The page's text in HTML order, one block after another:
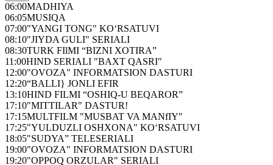
06:00MADHIYA
06:05MUSIQA
07:00"YANGI TONG" KO‘RSATUVI
08:10"JIYDA GULI" SERIALI
08:30TURK FIlMI “BIZNI XOTIRA”
11:00HIND SERIALI "BAXT QASRI"
12:00"OVOZA" INFORMATSION DASTURI
12:20“BALLI} JONLI EFIR
13:10HIND FILMI “OSHIQ-U BEQAROR”
17:10"MITTILAR" DASTUR!
17:15MULTFILM "MUSBAT VA MANfIY"
17:25"YULDUZLI OSHXONA" KO‘RSATUVI
18:05"SUDYA” TELESERIALI
19:00"OVOZA" INFORMATSION DASTURI
19:20"OPPOQ ORZULAR" SERIALI